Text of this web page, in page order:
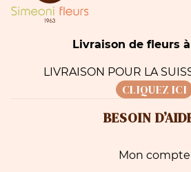
Livraison de fleurs
LIVRAISON POUR LA
CLIQUEZ ICI
BESOIN
Mon compte